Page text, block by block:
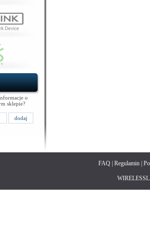
o
sklepie?
FAQ| Regulamin|